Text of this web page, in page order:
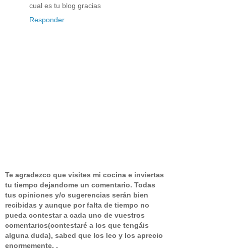
cual es tu blog gracias
Responder
Te agradezco que visites mi cocina e inviertas
tu tiempo dejandome un comentario. Todas
tus opiniones y/o sugerencias serán bien
recibidas y aunque por falta de tiempo no
pueda contestar a cada uno de vuestros
comentarios(contestaré a los que tengáis
alguna duda), sabed que los leo y los aprecio
enormemente. .